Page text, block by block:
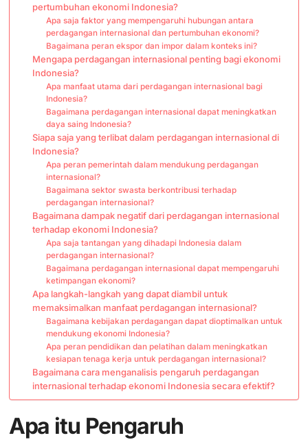
pertumbuhan ekonomi Indonesia?
Apa saja faktor yang mempengaruhi hubungan antara
perdagangan internasional dan pertumbuhan ekonomi?
Bagaimana peran ekspor dan impor dalam konteks ini?
Mengapa perdagangan internasional penting bagi ekonomi
Indonesia?
Apa manfaat utama dari perdagangan internasional bagi
Indonesia?
Bagaimana perdagangan internasional dapat meningkatkan
daya saing Indonesia?
Siapa saja yang terlibat dalam perdagangan internasional di
Indonesia?
Apa peran pemerintah dalam mendukung perdagangan
internasional?
Bagaimana sektor swasta berkontribusi terhadap
perdagangan internasional?
Bagaimana dampak negatif dari perdagangan internasional
terhadap ekonomi Indonesia?
Apa saja tantangan yang dihadapi Indonesia dalam
perdagangan internasional?
Bagaimana perdagangan internasional dapat mempengaruhi
ketimpangan ekonomi?
Apa langkah-langkah yang dapat diambil untuk
memaksimalkan manfaat perdagangan internasional?
Bagaimana kebijakan perdagangan dapat dioptimalkan untuk
mendukung ekonomi Indonesia?
Apa peran pendidikan dan pelatihan dalam meningkatkan
kesiapan tenaga kerja untuk perdagangan internasional?
Bagaimana cara menganalisis pengaruh perdagangan
internasional terhadap ekonomi Indonesia secara efektif?
Apa itu Pengaruh